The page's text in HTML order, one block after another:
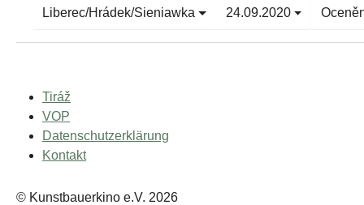
Liberec/Hrádek/Sieniawka 24.09.2020
Tiráž
VOP
Datenschutzerklärung
Kontakt
© Kunstbauerkino e.V. 2026